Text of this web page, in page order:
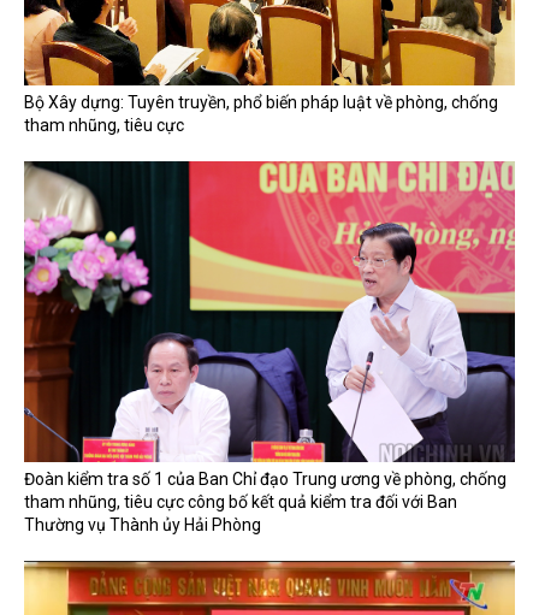
Bộ Xây dựng: Tuyên truyền, phổ biến pháp luật về phòng, chống
tham nhũng, tiêu cực
Đoàn kiểm tra số 1 của Ban Chỉ đạo Trung ương về phòng, chống
tham nhũng, tiêu cực công bố kết quả kiểm tra đối với Ban
Thường vụ Thành ủy Hải Phòng